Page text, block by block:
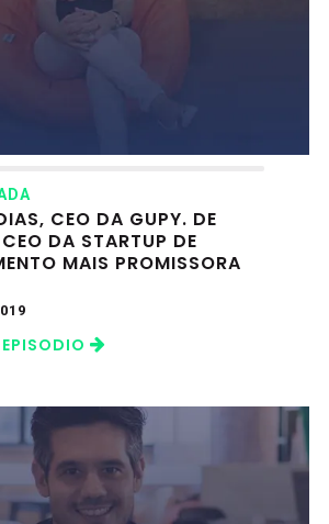
CEO DA GUPY. DE
DA STARTUP DE
MAIS PROMISSORA
EPISODIO